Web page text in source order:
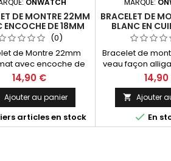
ONWATCH
DE MONTRE 22MM
ENCOCHE DE 18MM
DE VEAU GAUFRÉ
ALLIGATOR
(0)
de Montre 22mm
avec encoche de
en Cuir de veau
Alligator. Très bel
pour vos plus belles
Fabrication
Italienne
14,90 €
Ajouter au panier
articles en stock
MARQUE:
BRACELET DE
BLANC EN
GAUFRÉ
Bracelet de
veau façon
22mm. Très bel
vos plus
 Ajouter
 En